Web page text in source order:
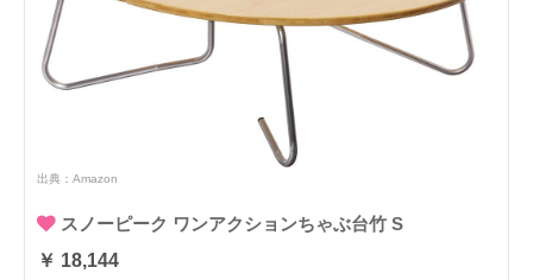
出典： Amazon
スノーピーク ワンアクションちゃぶ台竹 S
￥ 18,144